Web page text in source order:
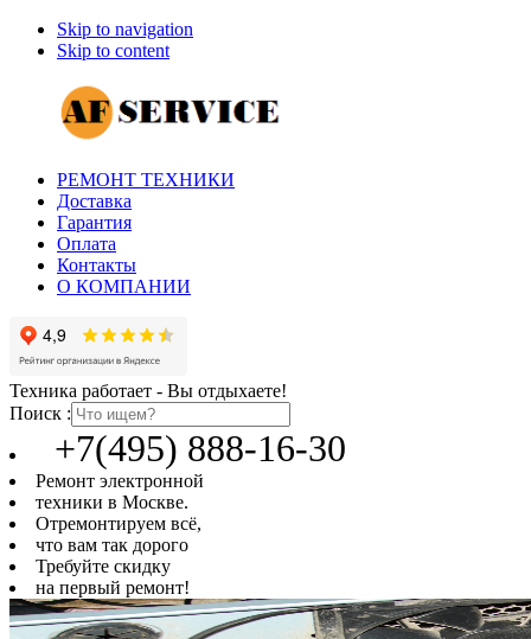
Skip to navigation
Skip to content
РЕМОНТ ТЕХНИКИ
Доставка
Гарантия
Оплата
Контакты
О КОМПАНИИ
Техника работает - Вы отдыхаете!
Поиск :
+7(495) 888-16-30
Ремонт электронной
техники в Москве.
Отремонтируем всё,
что вам так дорого
Требуйте скидку
на первый ремонт!